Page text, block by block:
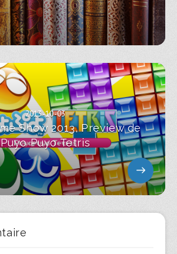
2013-10-03
Show 2013, Preview de
Puyo Puyo Tetris